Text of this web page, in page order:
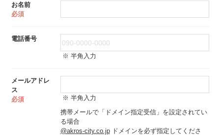
お名前
必須
電話番号
※ 半角入力
メールアドレ
ス
必須
※ 半角入力
携帯メールで「ドメイン指定受信」を設定されてい
る場合
@akros-city.co.jpドメインを必ず指定してくださ